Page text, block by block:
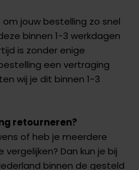
jouw bestelling zo snel
binnen 1-3 werkdagen
is zonder enige
een vertraging
wij je dit binnen 1-3
retourneren?
of heb je meerdere
Dan kun je bij
binnen de gesteld